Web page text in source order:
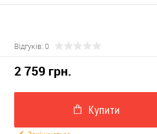
Відгуків: 0
2 759 грн.
Купити